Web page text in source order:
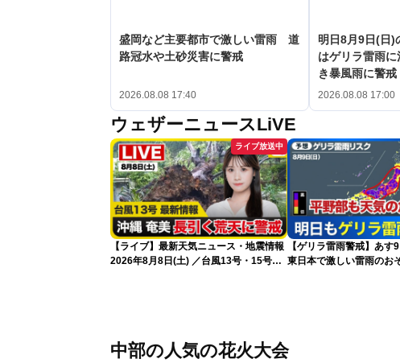
盛岡など主要都市で激しい雷雨 道
路冠水や土砂災害に警戒
2026.08.08 17:40
明日8月9日(日
はゲリラ雷雨
き暴風雨に警戒
2026.08.08 17:00
ウェザーニュースLiVE
ライブ放送中
【ライブ】最新天気ニュース・地震情報
2026年8月8日(土) ／台風13号・15号
【ゲリラ雷雨警戒】あす
東日本で激しい雷雨のお
中部の人気の花火大会